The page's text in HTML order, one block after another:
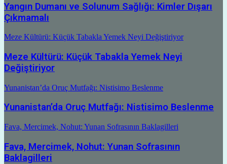
Yangın Dumanı ve Solunum Sağlığı: Kimler Dışarı
Çıkmamalı
Meze Kültürü: Küçük Tabakla Yemek Neyi Değiştiriyor
Meze Kültürü: Küçük Tabakla Yemek Neyi
Değiştiriyor
Yunanistan’da Oruç Mutfağı: Nistisimo Beslenme
Yunanistan’da Oruç Mutfağı: Nistisimo Beslenme
Fava, Mercimek, Nohut: Yunan Sofrasının Baklagilleri
Fava, Mercimek, Nohut: Yunan Sofrasının
Baklagilleri